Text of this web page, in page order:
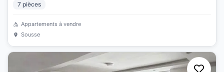
7 pièces
Appartements à vendre
Sousse